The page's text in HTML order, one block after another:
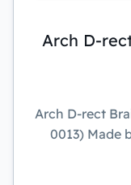
Arch D-
Arch D-rect
0013) Made